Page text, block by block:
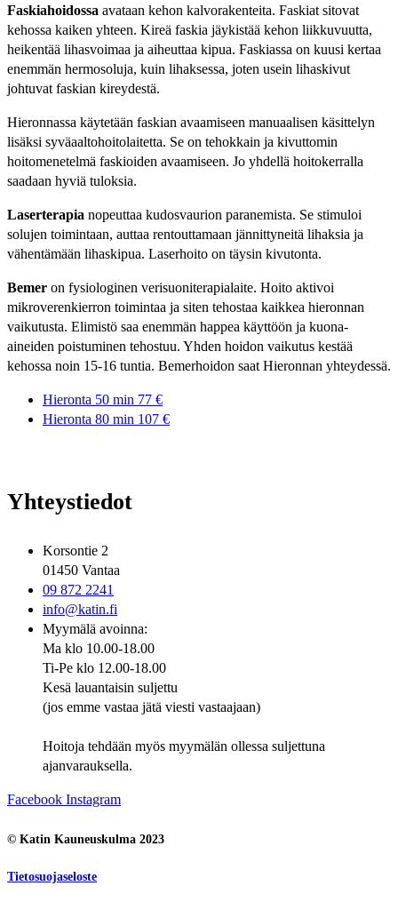
Faskiahoidossa avataan kehon kalvorakenteita. Faskiat sitovat
kehossa kaiken yhteen. Kireä faskia jäykistää kehon liikkuvuutta,
heikentää lihasvoimaa ja aiheuttaa kipua. Faskiassa on kuusi kertaa
enemmän hermosoluja, kuin lihaksessa, joten usein lihaskivut
johtuvat faskian kireydestä.
Hieronnassa käytetään faskian avaamiseen manuaalisen käsittelyn
lisäksi syväaaltohoitolaitetta. Se on tehokkain ja kivuttomin
hoitomenetelmä faskioiden avaamiseen. Jo yhdellä hoitokerralla
saadaan hyviä tuloksia.
Laserterapia nopeuttaa kudosvaurion paranemista. Se stimuloi
solujen toimintaan, auttaa rentouttamaan jännittyneitä lihaksia ja
vähentämään lihaskipua. Laserhoito on täysin kivutonta.
Bemer on fysiologinen verisuoniterapialaite. Hoito aktivoi
mikroverenkierron toimintaa ja siten tehostaa kaikkea hieronnan
vaikutusta. Elimistö saa enemmän happea käyttöön ja kuona-
aineiden poistuminen tehostuu. Yhden hoidon vaikutus kestää
kehossa noin 15-16 tuntia. Bemerhoidon saat Hieronnan yhteydessä.
Hieronta 50 min 77 €
Hieronta 80 min 107 €
Yhteystiedot
Korsontie 2
01450 Vantaa
09 872 2241
info@katin.fi
Myymälä avoinna:
Ma klo 10.00-18.00
Ti-Pe klo 12.00-18.00
Kesä lauantaisin suljettu
(jos emme vastaa jätä viesti vastaajaan)
Hoitoja tehdään myös myymälän ollessa suljettuna
ajanvarauksella.
Facebook Instagram
© Katin Kauneuskulma 2023
Tietosuojaseloste